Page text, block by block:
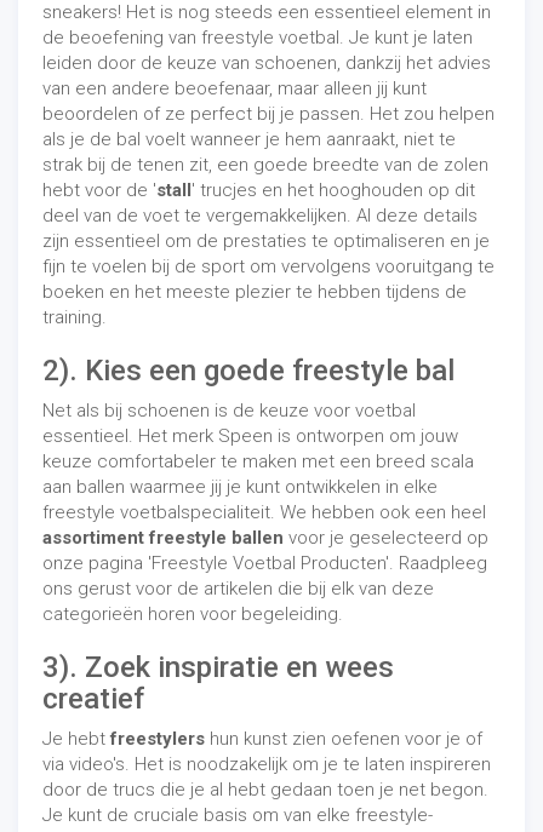
sneakers! Het is nog steeds een essentieel element in
de beoefening van freestyle voetbal. Je kunt je laten
leiden door de keuze van schoenen, dankzij het advies
van een andere beoefenaar, maar alleen jij kunt
beoordelen of ze perfect bij je passen. Het zou helpen
als je de bal voelt wanneer je hem aanraakt, niet te
strak bij de tenen zit, een goede breedte van de zolen
hebt voor de 'stall' trucjes en het hooghouden op dit
deel van de voet te vergemakkelijken. Al deze details
zijn essentieel om de prestaties te optimaliseren en je
fijn te voelen bij de sport om vervolgens vooruitgang te
boeken en het meeste plezier te hebben tijdens de
training.
2). Kies een goede freestyle bal
Net als bij schoenen is de keuze voor voetbal
essentieel. Het merk Speen is ontworpen om jouw
keuze comfortabeler te maken met een breed scala
aan ballen waarmee jij je kunt ontwikkelen in elke
freestyle voetbalspecialiteit. We hebben ook een heel
assortiment freestyle ballen voor je geselecteerd op
onze pagina 'Freestyle Voetbal Producten'. Raadpleeg
ons gerust voor de artikelen die bij elk van deze
categorieën horen voor begeleiding.
3). Zoek inspiratie en wees
creatief
Je hebtfreestylers hun kunst zien oefenen voor je of
via video's. Het is noodzakelijk om je te laten inspireren
door de trucs die je al hebt gedaan toen je net begon.
Je kunt de cruciale basis om van elke freestyle-